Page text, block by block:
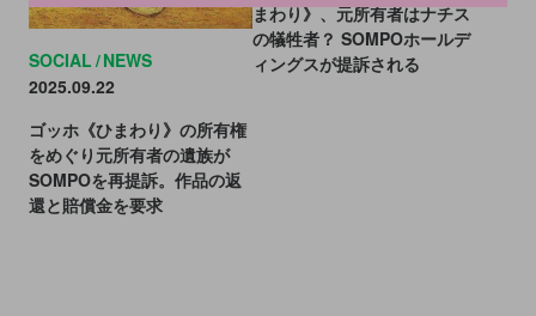
SOCIAL NEWS
2025.09.22
ゴッホ《ひまわり》の所有権
をめぐり元所有者の遺族が
SOMPOを再提訴。作品の返
還と賠償金を要求
まわり》、元所有者はナチス
の犠牲者？ SOMPOホールデ
ィングスが提訴される